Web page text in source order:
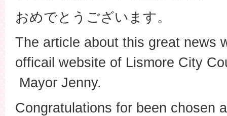
おめでとうございます。
The article about this great news
officail website of Lismore City
Mayor Jenny.
Congratulations for been chosen